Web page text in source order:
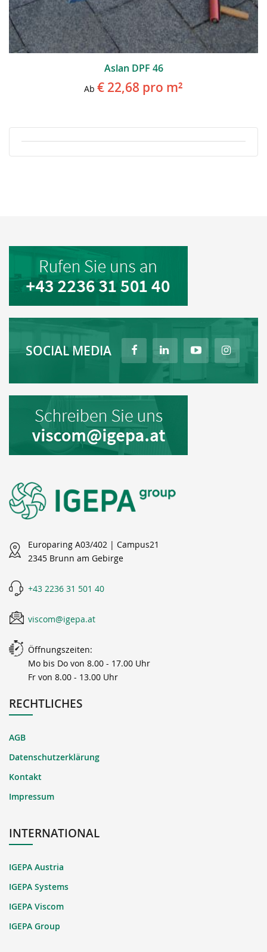
Aslan DPF 46
Ab € 22,68 pro m²
SOCIAL MEDIA
Europaring A03/402 | Campus21
2345 Brunn am Gebirge
+43 2236 31 501 40
viscom@igepa.at
Öffnungszeiten:
Mo bis Do von 8.00 - 17.00 Uhr
Fr von 8.00 - 13.00 Uhr
RECHTLICHES
AGB
Datenschutzerklärung
Kontakt
Impressum
INTERNATIONAL
IGEPA Austria
IGEPA Systems
IGEPA Viscom
IGEPA Group